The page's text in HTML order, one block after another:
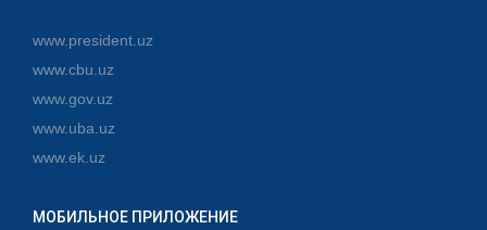
www.president.uz
www.cbu.uz
www.gov.uz
www.uba.uz
www.ek.uz
МОБИЛЬНОЕ ПРИЛОЖЕНИЕ